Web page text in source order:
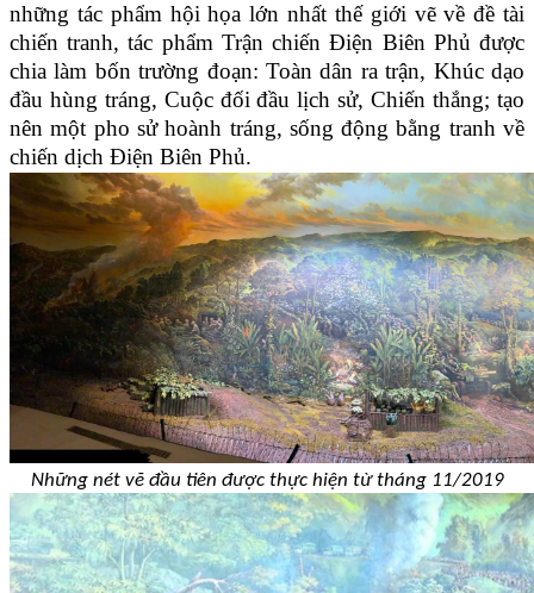
những tác phẩm hội họa lớn nhất thế giới vẽ về đề tài
chiến tranh, tác phẩm Trận chiến Điện Biên Phủ được
chia làm bốn trường đoạn: Toàn dân ra trận, Khúc dạo
đầu hùng tráng, Cuộc đối đầu lịch sử, Chiến thắng; tạo
nên một pho sử hoành tráng, sống động bằng tranh về
chiến dịch Điện Biên Phủ.
Những nét vẽ đầu tiên được thực hiện từ tháng 11/2019